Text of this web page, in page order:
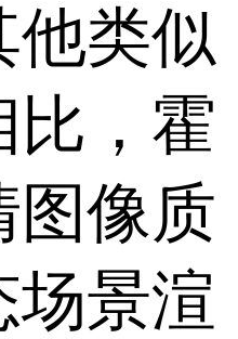
他类似
比，霍
图像质
场景渲